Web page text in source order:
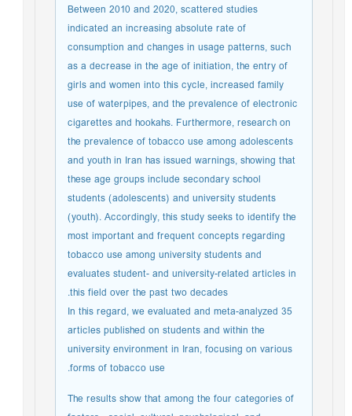
Between 2010 and 2020, scattered studies
indicated an increasing absolute rate of
consumption and changes in usage patterns, such
as a decrease in the age of initiation, the entry of
girls and women into this cycle, increased family
use of waterpipes, and the prevalence of electronic
cigarettes and hookahs. Furthermore, research on
the prevalence of tobacco use among adolescents
and youth in Iran has issued warnings, showing that
these age groups include secondary school
students (adolescents) and university students
(youth). Accordingly, this study seeks to identify the
most important and frequent concepts regarding
tobacco use among university students and
evaluates student- and university-related articles in
this field over the past two decades.
In this regard, we evaluated and meta-analyzed 35
articles published on students and within the
university environment in Iran, focusing on various
forms of tobacco use.
The results show that among the four categories of